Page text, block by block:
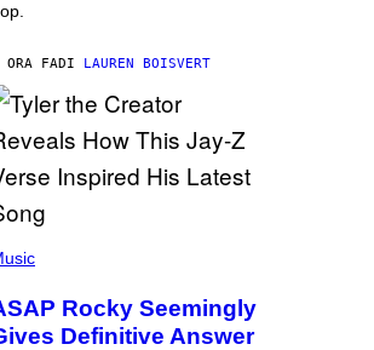
ORA FADI LAUREN BOISVERT
Rocky Seemingly
Definitive Answer